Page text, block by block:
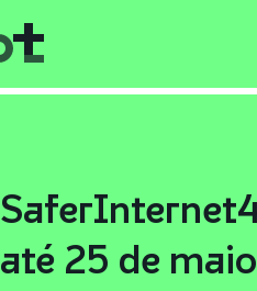
até 25 de maio